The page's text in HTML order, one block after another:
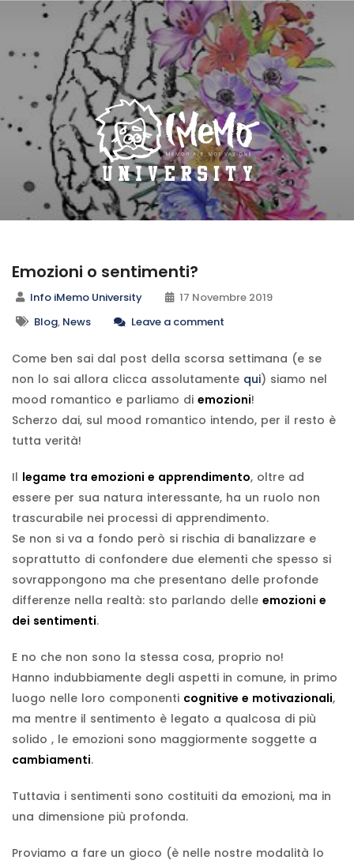
Emozioni o sentimenti?
Info iMemo University
17 Novembre 2019
Blog, News Leave a comment
Come ben sai dal post della scorsa settimana (e se
non lo sai allora clicca assolutamente qui) siamo nel
mood romantico e parliamo di emozioni!
Scherzo dai, sul mood romantico intendo, per il resto è
tutta verità!
Il legame tra emozioni e apprendimento, oltre ad
essere per sua natura interessante, ha un ruolo non
trascurabile nei processi di apprendimento.
Se non si va a fondo però si rischia di banalizzare e
soprattutto di confondere due elementi che spesso si
sovrappongono ma che presentano delle profonde
differenze nella realtà: sto parlando delle emozioni e
dei sentimenti.
E no che non sono la stessa cosa, proprio no!
Hanno indubbiamente degli aspetti in comune, in primo
luogo nelle loro componenti cognitive e motivazionali,
ma mentre il sentimento è legato a qualcosa di più
solido , le emozioni sono maggiormente soggette a
cambiamenti.
Tuttavia i sentimenti sono costituiti da emozioni, ma in
una dimensione più profonda.
Proviamo a fare un gioco (è nelle nostre modalità lo